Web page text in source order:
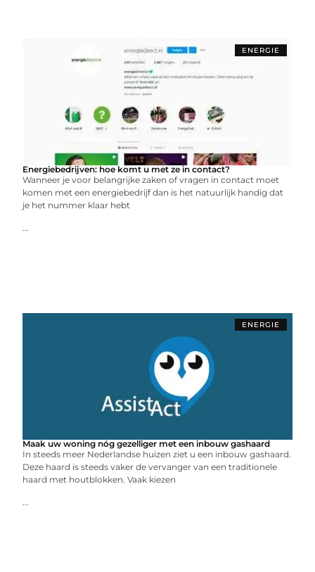
ENERGIE
Energiebedrijven: hoe komt u met ze in contact?
Wanneer je voor belangrijke zaken of vragen in contact moet
komen met een energiebedrijf dan is het natuurlijk handig dat
je het nummer klaar hebt
...
ENERGIE
Maak uw woning nóg gezelliger met een inbouw gashaard
In steeds meer Nederlandse huizen ziet u een inbouw gashaard.
Deze haard is steeds vaker de vervanger van een traditionele
haard met houtblokken. Vaak kiezen
...